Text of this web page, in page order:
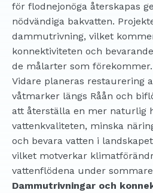
för flodnejonöga återskapas
nödvändiga bakvatten.
dammutrivning, vilket
konnektiviteten och
de målarter som förekommer.
Vidare planeras restaurering
våtmarker längs Råån och
att återställa en mer naturlig
vattenkvaliteten, minska
och bevara vatten i
vilket motverkar
vattenflödena under
Dammutrivningar och